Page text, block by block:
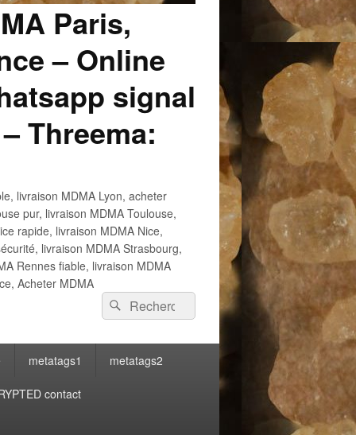
Paris,
– Online
signal
Threema:
livraison MDMA Lyon, acheter
pur, livraison MDMA Toulouse,
rapide, livraison MDMA Nice,
livraison MDMA Strasbourg,
Rennes fiable, livraison MDMA
Acheter MDMA
Recherche :
Rechercher
metatags1 metatags2
contact